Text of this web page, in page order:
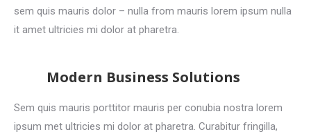
sem quis mauris dolor – nulla from mauris lorem ipsum nulla
it amet ultricies mi dolor at pharetra.
Modern Business Solutions
Sem quis mauris porttitor mauris per conubia nostra lorem
ipsum met ultricies mi dolor at pharetra. Curabitur fringilla,